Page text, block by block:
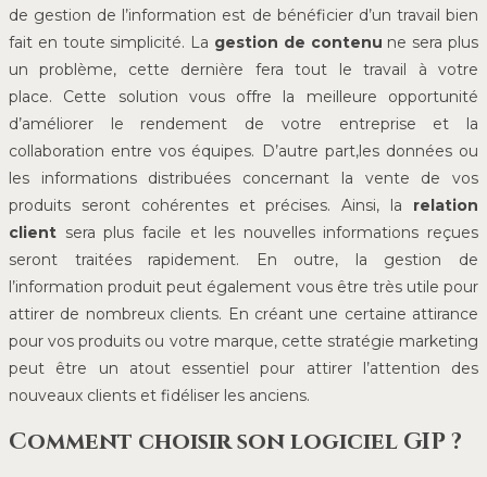
de gestion de l’information est de bénéficier d’un travail bien
fait en toute simplicité. La gestion de contenu ne sera plus
un problème, cette dernière fera tout le travail à votre
place. Cette solution vous offre la meilleure opportunité
d’améliorer le rendement de votre entreprise et la
collaboration entre vos équipes. D’autre part,les données ou
les informations distribuées concernant la vente de vos
produits seront cohérentes et précises. Ainsi, la relation
client sera plus facile et les nouvelles informations reçues
seront traitées rapidement. En outre, la gestion de
l’information produit peut également vous être très utile pour
attirer de nombreux clients. En créant une certaine attirance
pour vos produits ou votre marque, cette stratégie marketing
peut être un atout essentiel pour attirer l’attention des
nouveaux clients et fidéliser les anciens.
Comment choisir son logiciel GIP ?